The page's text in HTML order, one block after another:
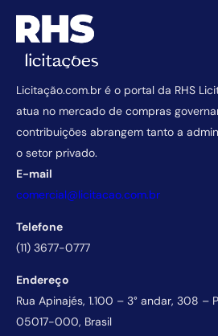
Licitação.com.br é o portal da RHS
atua no mercado de compras
contribuições abrangem tanto a
o setor privado.
E-mail
comercial@licitacao.com.br
Telefone
(11) 3677-0777
Endereço
Rua Apinajés, 1.100 – 3° andar, 308 –
05017-000, Brasil